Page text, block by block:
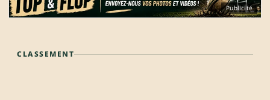
Publicité
CLASSEMENT